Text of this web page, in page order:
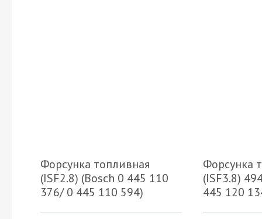
Форсунка топливная
(ISF2.8) (Bosch 0 445 110
376/ 0 445 110 594)
Форсунка
(ISF3.8)
445 120